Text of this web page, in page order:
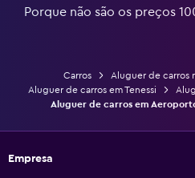
Porque não são os preços
Carros
Aluguer de carros
Aluguer de carros em Tenessi
Aluguer de carros em
Empresa